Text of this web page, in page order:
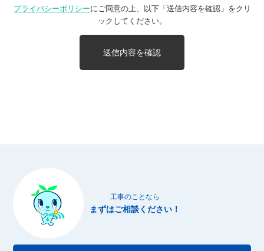
プライバシーポリシーにご同意の上、以下「送信内容を確認」をクリ
ックしてください。
送信内容を確認
工事のことなら
まずはご相談ください！